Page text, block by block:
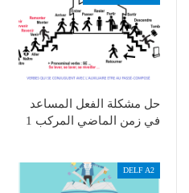
حل مشكلة الفعل المساعد
في زمن الماضي المركب 1
DELF A2